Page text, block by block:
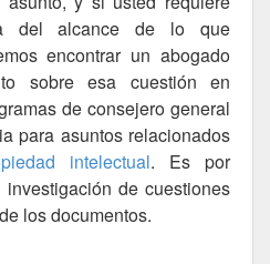
del alcance de lo que
encontrar un abogado
sobre esa cuestión en
de consejero general
para asuntos relacionados
intelectual. Es por
de cuestiones
los documentos.